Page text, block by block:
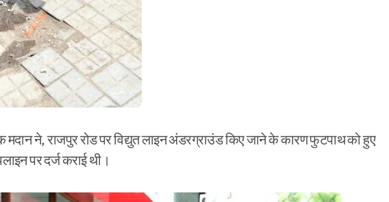
मदान ने, राजपुर रोड पर विद्युत लाइन अंडरग्राउंड किए जाने के कारण फुटपाथ को हुए
पर दर्ज कराई थी।